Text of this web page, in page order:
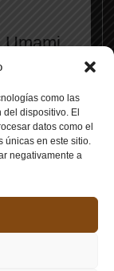
como las
dispositivo. El
datos como el
únicas en este sitio.
negativamente a
Umami